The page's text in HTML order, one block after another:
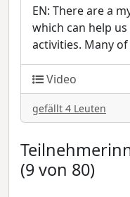
EN: There are a
which can help
activities. Many
Video
gefällt 4 Leuten
(9 von 80)